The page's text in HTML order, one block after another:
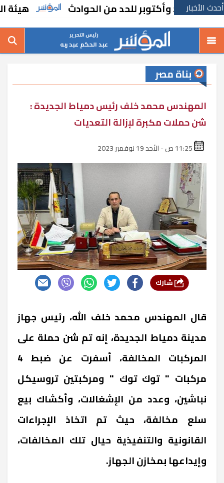
أحدث الأخبار هيئة
رئيس التحرير
عبد الحكم عبد ربه
بناة مصر
المهندس محمد خلف رئيس دمياط الجديدة :
شن حملات مكبرة لإزالة التعديات
قال المهندس محمد خلف الله، رئيس جهاز
مدينة دمياط الجديدة، إنه تم شن حملة على
المركبات المخالفة، أسفرت عن ضبط 4
مركبات " توك توك " ومركبتين تروسيكل
نباشين، وعدد من الإشغالات، وأكشاك بيع
سلع مخالفة، حيث تم اتخاذ الإجراءات
القانونية والتنفيذية حيال تلك المخالفات،
وإيداعها بمخازن الجهاز.